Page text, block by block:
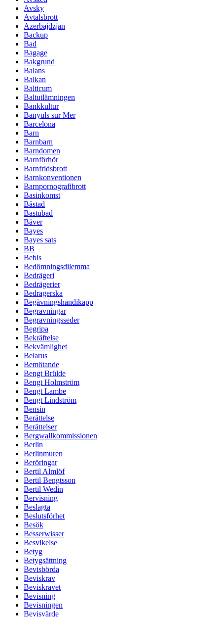
Avsky
Avtalsbrott
Azerbajdzjan
Backup
Bad
Bagage
Bakgrund
Balans
Balkan
Balticum
Baltutlämningen
Bankkultur
Banyuls sur Mer
Barcelona
Barn
Barnbarn
Barndomen
Barnförhör
Barnfridsbrott
Barnkonventionen
Barnpornografibrott
Basinkomst
Båstad
Bastubad
Bäver
Bayes
Bayes sats
BB
Bebis
Bedömningsdilemma
Bedrägeri
Bedrägerier
Bedragerska
Begåvningshandikapp
Begravningar
Begravningsseder
Begripa
Bekräftelse
Bekvämlighet
Belarus
Bemötande
Bengt Brülde
Bengt Holmström
Bengt Lambe
Bengt Lindström
Bensin
Berättelse
Berättelser
Bergwallkommissionen
Berlin
Berlinmuren
Beröringar
Bertil Almlöf
Bertil Bengtsson
Bertil Wedin
Bervisning
Beslagta
Beslutsförhet
Besök
Besserwisser
Besvikelse
Betyg
Betygsättning
Bevisbörda
Beviskrav
Beviskravet
Bevisning
Bevisningen
Bevisvärde